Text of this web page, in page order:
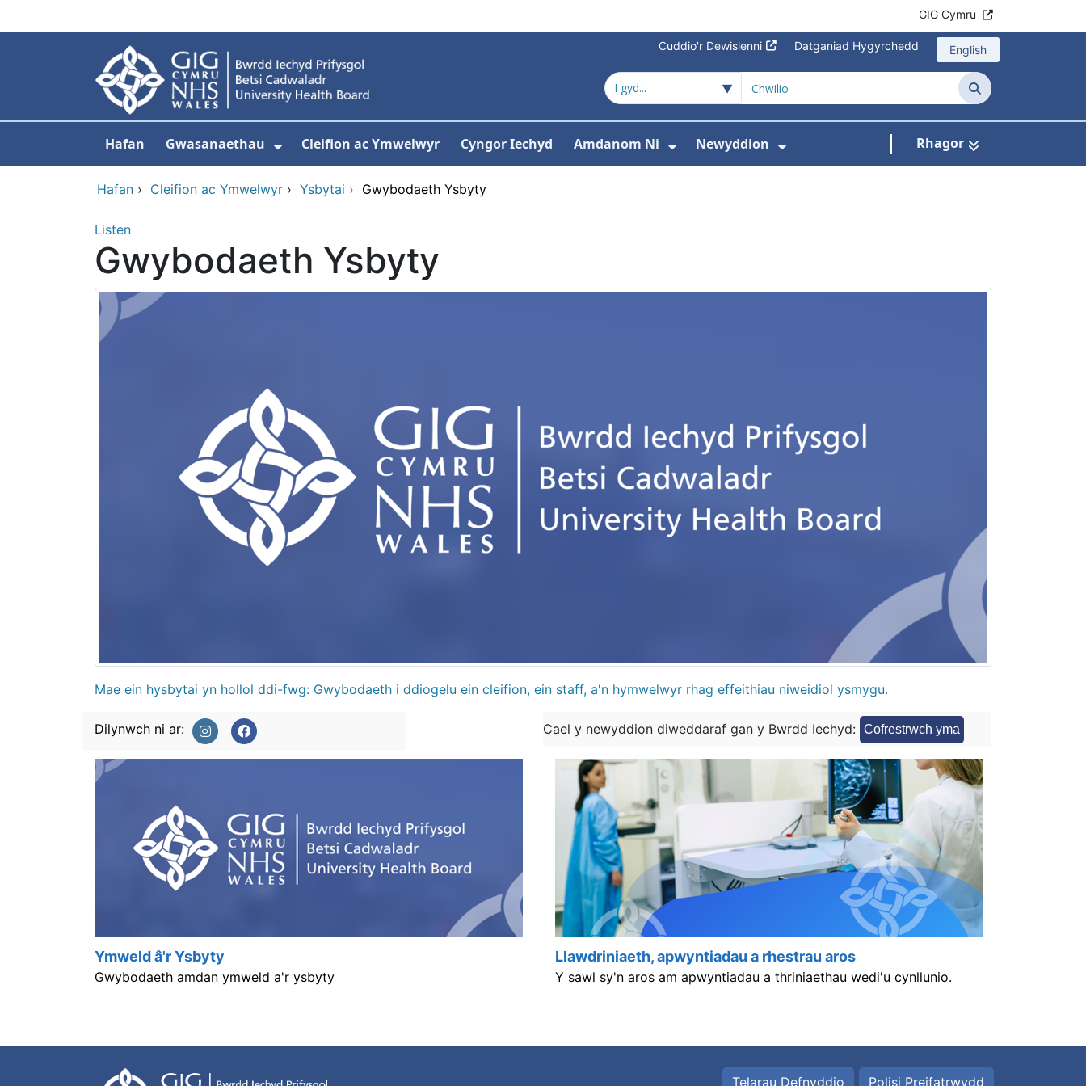
GIG Cymru
Cuddio'r Dewislenni Datganiad Hygyrchedd English
Chwilio
Hafan Gwasanaethau Cleifion ac Ymwelwyr Cyngor Iechyd Amdanom Ni Newyddion Rhagor
Hafan › Cleifion ac Ymwelwyr › Ysbytai › Gwybodaeth Ysbyty
Listen
Gwybodaeth Ysbyty
Mae ein hysbytai yn hollol ddi-fwg: Gwybodaeth i ddiogelu ein cleifion, ein staff, a'n hymwelwyr rhag effeithiau niweidiol ysmygu.
Dilynwch ni ar: Cael y newyddion diweddaraf gan y Bwrdd Iechyd: Cofrestrwch yma
Ymweld â'r Ysbyty
Gwybodaeth amdan ymweld a'r ysbyty
Llawdriniaeth, apwyntiadau a rhestrau aros
Y sawl sy'n aros am apwyntiadau a thriniaethau wedi'u cynllunio.
Telarau Defnyddio Polisi Preifatrwydd